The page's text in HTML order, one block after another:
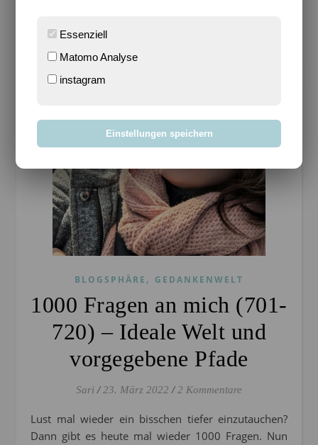
BLOGSPHÄRE , GEDANKENWELT
1000 Fragen an mich (701-
720) – Ideale Welt und
vorgegebene Pfade
Sari / 23. März 2022 / 2 Kommentare
Lust mal wieder ein bisschen tiefer einzutauchen?
Dann gibt es heute mal wieder 1000 Fragen. Nun
Essenziell
Matomo Analyse
instagram
Einstellungen speichern